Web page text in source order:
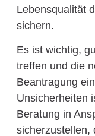
Lebensqualität
sichern.
Es ist wichtig,
treffen und die
Beantragung
Unsicherheiten
Beratung in
sicherzustellen,